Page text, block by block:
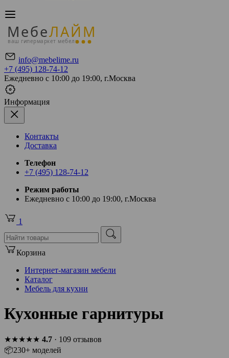
МебеЛАЙМ
ваш гипермаркет мебели
info@mebelime.ru
+7 (495) 128-74-12
Ежедневно с 10:00 до 19:00, г.Москва
Информация
Контакты
Доставка
Телефон
+7 (495) 128-74-12
Режим работы
Ежедневно с 10:00 до 19:00, г.Москва
1
Корзина
Интернет-магазин мебели
Каталог
Мебель для кухни
Кухонные гарнитуры
★★★★★ 4.7 · 109 отзывов
📦230+ моделей